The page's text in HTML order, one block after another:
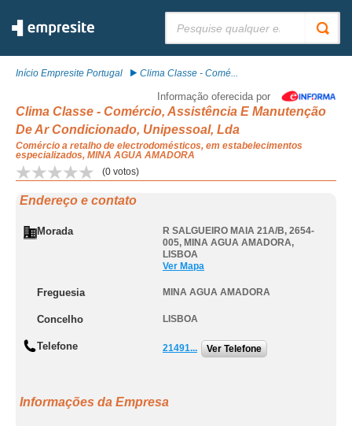
Início Empresite Portugal Clima Classe - Comé...
Informação oferecida por
Clima Classe - Comércio, Assistência E Manutenção
De Ar Condicionado, Unipessoal, Lda
Comércio a retalho de electrodomésticos, em estabelecimentos
especializados, MINA AGUA AMADORA
(0 votos)
Endereço e contato
Morada
R SALGUEIRO MAIA 21A/B, 2654-
005, MINA AGUA AMADORA,
LISBOA
Ver Mapa
Freguesia MINA AGUA AMADORA
Concelho LISBOA
Telefone 21491... Ver Telefone
Informações da Empresa